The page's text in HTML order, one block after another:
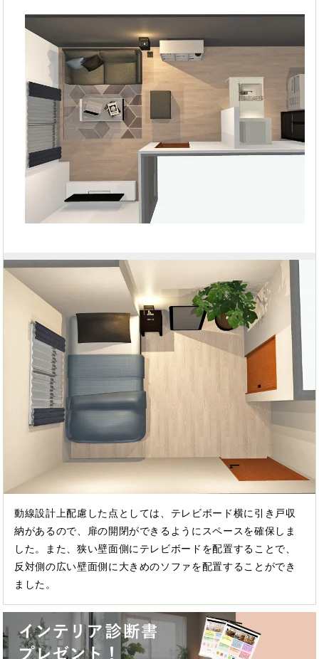
動線設計上配慮した点としては、テレビボード横に引き戸収
納があるので、扉の開閉ができるようにスペースを確保しま
した。また、狭い壁面側にテレビボードを配置することで、
反対側の広い壁面側に大きめのソファを配置することができ
ました。